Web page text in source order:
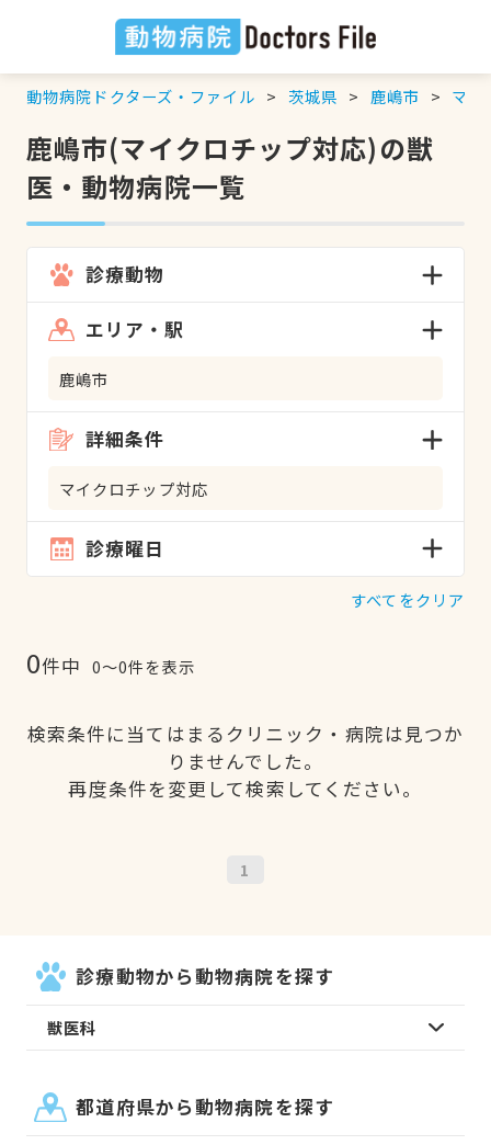
動物病院ドクターズ・ファイル 茨城県 鹿嶋市 マイ
鹿嶋市(マイクロチップ対応)の獣
医・動物病院一覧
診療動物
エリア・駅
鹿嶋市
詳細条件
マイクロチップ対応
診療曜日
すべてをクリア
0件中 0〜0件を表示
検索条件に当てはまるクリニック・病院は見つか
りませんでした。
再度条件を変更して検索してください。
1
診療動物から動物病院を探す
獣医科
都道府県から動物病院を探す